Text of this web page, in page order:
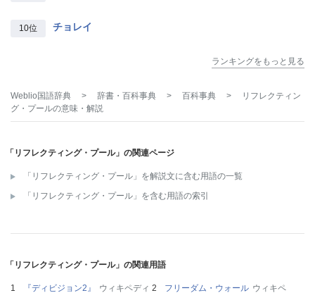
10位 チョレイ
ランキングをもっと見る
Weblio国語辞典 > 辞書・百科事典 > 百科事典 >
リフレクティン
グ・プールの意味・解説
「リフレクティング・プール」の関連ページ
「リフレクティング・プール」を解説文に含む用語の一覧
「リフレクティング・プール」を含む用語の索引
「リフレクティング・プール」の関連用語
『ディビジョン2』 ウィキペディ フリーダム・ウォール ウィキペ